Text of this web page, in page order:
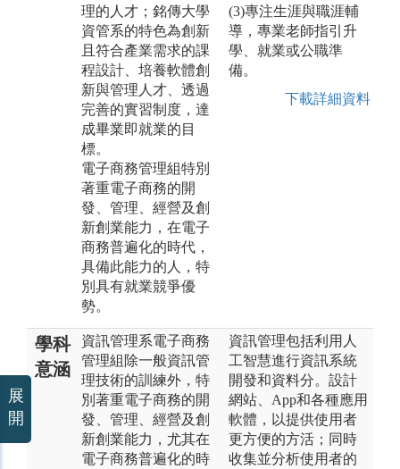
理的人才；銘傳大學
資管系的特色為創新
且符合產業需求的課
程設計、培養軟體創
新與管理人才、透過
完善的實習制度，達
成畢業即就業的目
標。
電子商務管理組特別
著重電子商務的開
發、管理、經營及創
新創業能力，在電子
商務普遍化的時代，
具備此能力的人，特
別具有就業競爭優
勢。
(3)專注生涯與職涯輔
導，專業老師指引升
學、就業或公職準
備。
下載詳細資料
學科
意涵
資訊管理系電子商務
管理組除一般資訊管
理技術的訓練外，特
別著重電子商務的開
發、管理、經營及創
新創業能力，尤其在
電子商務普遍化的時
資訊管理包括利用人
工智慧進行資訊系統
開發和資料分。設計
網站、App和各種應用
軟體，以提供使用者
更方便的方活；同時
收集並分析使用者的
展
開